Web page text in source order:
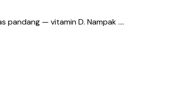
pandang — vitamin D. Nampak ….